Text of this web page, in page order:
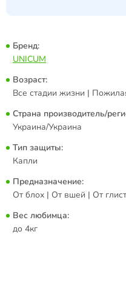
Бренд:
UNICUM
Возраст:
Все стадии жизни |
Страна производитель/
Украина/Украина
Тип защиты:
Капли
Предназначение:
От блох | От вшей | От
Вес любимца:
до 4кг